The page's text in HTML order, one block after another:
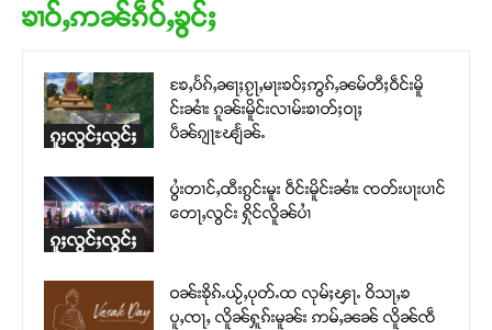
ၶၢဝ်ႇဢၼ်ၵဵဝ်ႇၶွင်ႈ
ၵူႈလွင်ႈလွင်ႈ
ၶႄႇပႅၵ်ႇၼႃႈၵႂႃႇမႃးၶဝ်ႈဢွၵ်ႇၼမ်တီႈဝဵင်းမိူ
င်းၼၢႆး ၵူၼ်းမိူင်းလၢမ်းၶၢတ်ႈဝႃႈ
ပဵၼ်ၵျႃႊၽျႅၼ်ႉ
ၵူႈလွင်ႈလွင်ႈ
ပွႆးတၢင်ႇထီးၵွင်းမူး ဝဵင်းမိူင်းၼၢႆး ၸတ်းပႃးပၢင်
တေႃႇလွင်း ႁိုင်လိူၼ်ပၢႆ
ဝၼ်းၶိုၵ်ႉယႂ်ႇပုတ်ႉထ လုမ်ႈၾႃႉ ဝိသႃႇၶ
ပူႇၸႃႇ လိူၼ်ႁူၵ်းမူၼ်း ဢမ်ႇၼၼ် လိူၼ်ၸဵ